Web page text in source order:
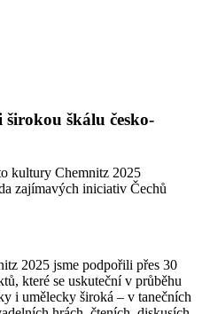
škálu česko-
kultury Chemnitz 2025
zajímavých iniciativ Čechů
2025 jsme podpořili přes 30
které se uskuteční v průběhu
i umělecky široká – v tanečních